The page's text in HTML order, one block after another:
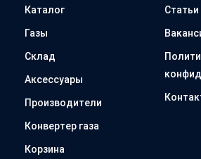
Каталог
Газы
Склад
Аксессуары
Производители
Конвертер газа
Корзина
Статьи